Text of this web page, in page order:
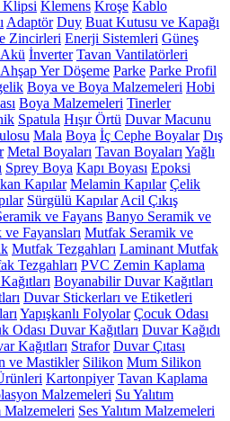
Klipsi Klemens Kroşe Kablo
Adaptör Duy Buat Kutusu ve Kapağı
Zincirleri Enerji Sistemleri Güneş
İnverter Tavan Vantilatörleri
Ahşap Yer Döşeme Parke Parke Profil
Boya ve Boya Malzemeleri Hobi
Boya Malzemeleri Tinerler
Spatula Hışır Örtü Duvar Macunu
Mala Boya İç Cephe Boyalar Dış
Metal Boyaları Tavan Boyaları Yağlı
Sprey Boya Kapı Boyası Epoksi
Kapılar Melamin Kapılar Çelik
Sürgülü Kapılar Acil Çıkış
ve Fayans Banyo Seramik ve
Fayansları Mutfak Seramik ve
Mutfak Tezgahları Laminant Mutfak
Tezgahları PVC Zemin Kaplama
Boyanabilir Duvar Kağıtları
Duvar Stickerları ve Etiketleri
Yapışkanlı Folyolar Çocuk Odası
Odası Duvar Kağıtları Duvar Kağıdı
Kağıtları Strafor Duvar Çıtası
ve Mastikler Silikon Mum Silikon
Kartonpiyer Tavan Kaplama
Malzemeleri Su Yalıtım
Malzemeleri Ses Yalıtım Malzemeleri